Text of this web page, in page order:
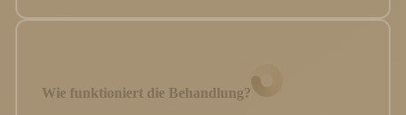
Wie funktioniert die Behandlung?